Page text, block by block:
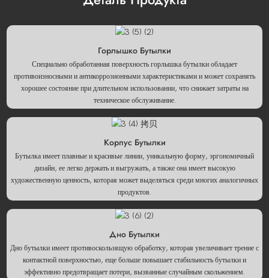
Горлышко Бутылки
Специально обработанная поверхность горлышка бутылки обладает
противоизносными и антикоррозионными характеристиками и может сохранять
хорошее состояние при длительном использовании, что снижает затраты на
техническое обслуживание.
Корпус Бутылки
Бутылка имеет плавные и красивые линии, уникальную форму, эргономичный
дизайн, ее легко держать и выгружать, а также она имеет высокую
художественную ценность, которая может выделяться среди многих аналогичных
продуктов.
Дно Бутылки
Дно бутылки имеет противоскользящую обработку, которая увеличивает трение с
контактной поверхностью, еще больше повышает стабильность бутылки и
эффективно предотвращает потери, вызванные случайным скольжением.